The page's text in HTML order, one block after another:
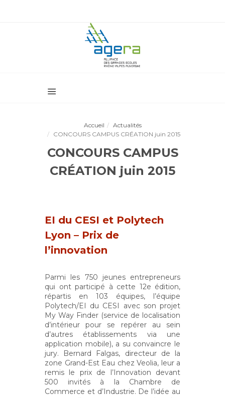
Accueil
Actualités
CONCOURS CAMPUS CRÉATION juin 2015
CONCOURS CAMPUS
CRÉATION juin 2015
EI du CESI et Polytech
Lyon – Prix de
l’innovation
Parmi les 750 jeunes entrepreneurs
qui ont participé à cette 12e édition,
répartis en 103 équipes, l’équipe
Polytech/EI du CESI avec son projet
My Way Finder (service de localisation
d’intérieur pour se repérer au sein
d’autres établissements via une
application mobile), a su convaincre le
jury. Bernard Falgas, directeur de la
zone Grand-Est Eau chez Veolia, leur a
remis le prix de l’Innovation devant
500 invités à la Chambre de
Commerce et d’Industrie. De l’idée au